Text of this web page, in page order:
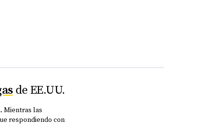
de EE.UU.
Mientras las
respondiendo con